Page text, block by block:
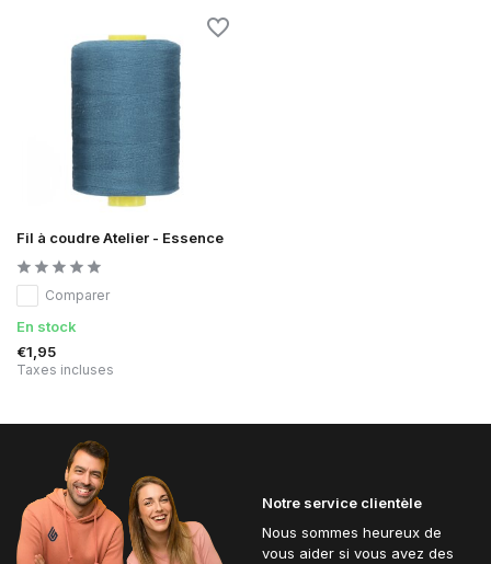
Fil à coudre Atelier - Essence
Comparer
En stock
€1,95
Taxes incluses
Notre service clientèle
Nous sommes heureux de
vous aider si vous avez des